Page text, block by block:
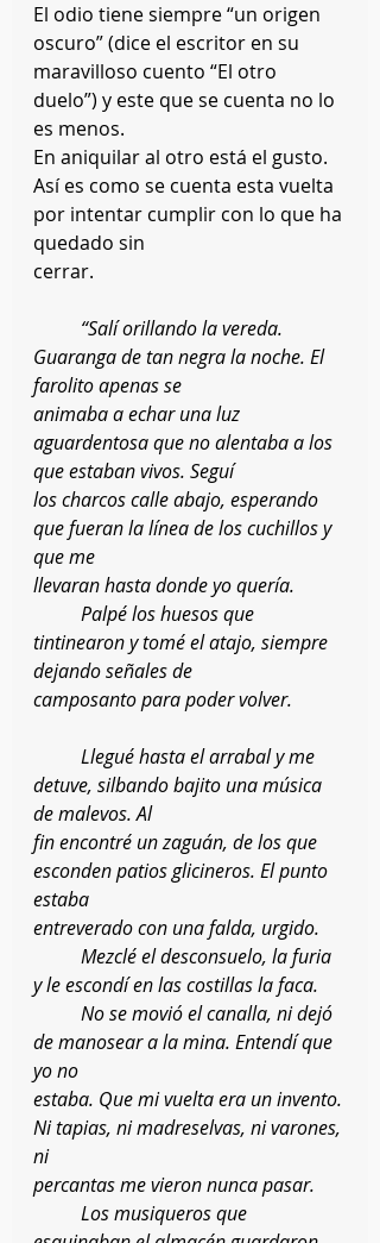
El odio tiene siempre “un origen
oscuro” (dice el escritor en su
maravilloso cuento “El otro
duelo”) y este que se cuenta no lo
es menos.
En aniquilar al otro está el gusto.
Así es como se cuenta esta vuelta
por intentar cumplir con lo que ha
quedado sin
cerrar.
“Salí orillando la vereda.
Guaranga de tan negra la noche. El
farolito apenas se
animaba a echar una luz
aguardentosa que no alentaba a los
que estaban vivos. Seguí
los charcos calle abajo, esperando
que fueran la línea de los cuchillos y
que me
llevaran hasta donde yo quería.
tintinearon y tomé el atajo, siempre
dejando señales de
camposanto para poder volver.
detuve, silbando bajito una música
de malevos. Al
fin encontré un zaguán, de los que
esconden patios glicineros. El punto
estaba
entreverado con una falda, urgido.
y le escondí en las costillas la faca.
de manosear a la mina. Entendí que
yo no
estaba. Que mi vuelta era un invento.
Ni tapias, ni madreselvas, ni varones,
ni
percantas me vieron nunca pasar.